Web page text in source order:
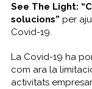
See The Light:
solucions” per
Covid-19.
La Covid-19 ha
com ara la
activitats